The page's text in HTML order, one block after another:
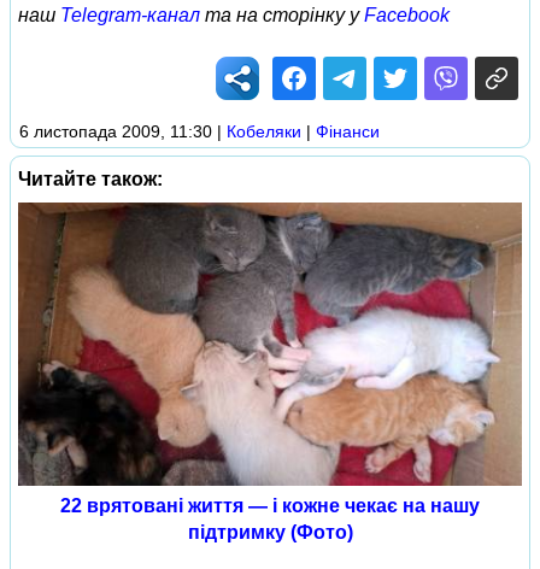
наш Telegram-канал та на сторінку уFacebook
6 листопада 2009, 11:30 | Кобеляки | Фінанси
Читайте також:
22 врятовані життя — і кожне чекає на нашу
підтримку (Фото)